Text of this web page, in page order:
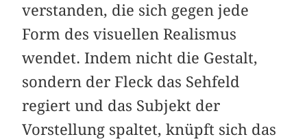
verstanden, die sich gegen jede
Form des visuellen Realismus
wendet. Indem nicht die Gestalt,
sondern der Fleck das Sehfeld
regiert und das Subjekt der
Vorstellung spaltet, knüpft sich das